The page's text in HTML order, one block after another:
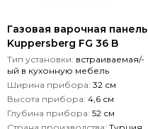
Газовая варочная панель
Kuppersberg FG 36 B
Тип установки: встраиваемая/-
ый в кухонную мебель
Ширина прибора: 32 см
Высота прибора: 4,6 см
Глубина прибора: 52 см
Страна производства: Турция